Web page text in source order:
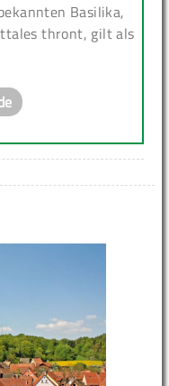
Basilika,
thront, gilt als